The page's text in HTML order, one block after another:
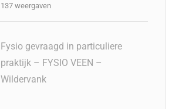
137 weergaven
Fysio gevraagd in particuliere
praktijk – FYSIO VEEN –
Wildervank